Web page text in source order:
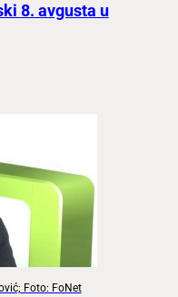
8. avgusta u
Foto: FoNet